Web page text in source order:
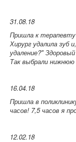
31.08.18
Пришла к терапевту
Хирург удалила зуб
удаление?"
Так выбрали
16.04.18
Пришла в
часов! 7,5 часов я
12.02.18